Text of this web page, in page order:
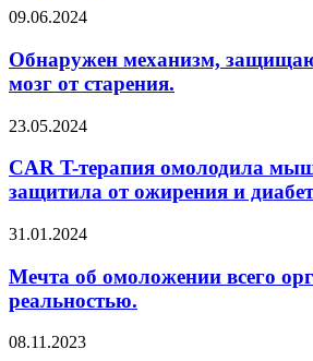
09.06.2024
Обнаружен механизм,
мозг от старения.
23.05.2024
CAR T-терапия омолодила
защитила от ожирения и
31.01.2024
Мечта об омоложении всего
реальностью.
08.11.2023